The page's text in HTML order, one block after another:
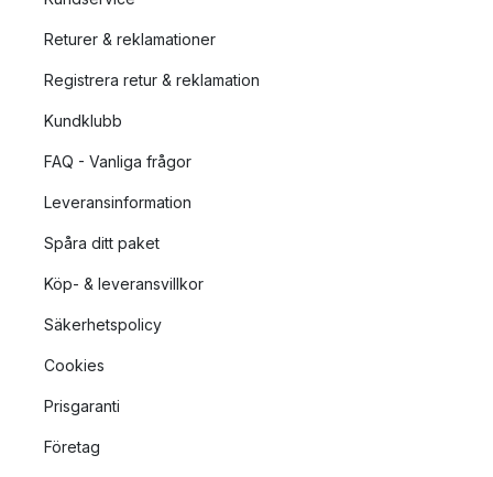
Returer & reklamationer
Registrera retur & reklamation
Kundklubb
FAQ - Vanliga frågor
Leveransinformation
Spåra ditt paket
Köp- & leveransvillkor
Säkerhetspolicy
Cookies
Prisgaranti
Företag